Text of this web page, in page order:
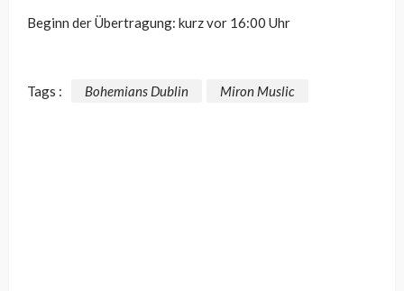
Beginn der Übertragung: kurz vor 16:00 Uhr
Tags : Bohemians Dublin Miron Muslic